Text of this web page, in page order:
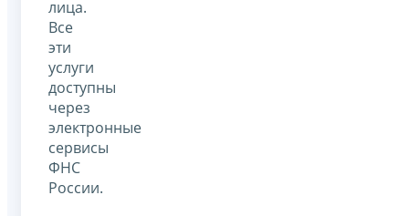
лица.
Все
эти
услуги
доступны
через
электронные
сервисы
ФНС
России.